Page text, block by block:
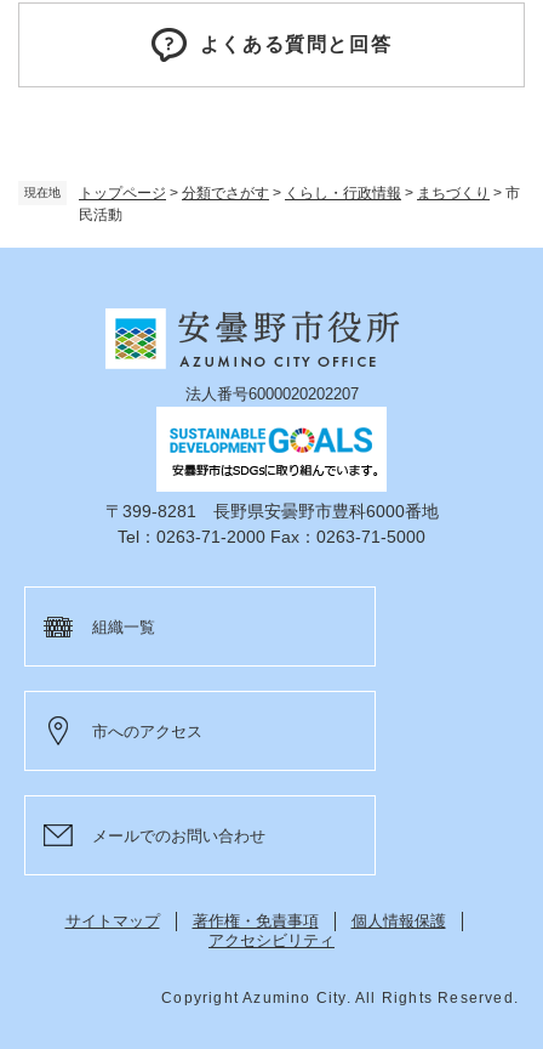
現在地 トップページ > 分類でさがす > くらし・行政情報 > まちづくり > 市
民活動
よくある質問と回答
法人番号6000020202207
〒399-8281 長野県安曇野市豊科6000番地
Tel：0263-71-2000 Fax：0263-71-5000
組織一覧
市へのアクセス
メールでのお問い合わせ
サイトマップ 著作権・免責事項
個人情報保護
アクセシビリティ
Copyright Azumino City. All Rights Reserved.